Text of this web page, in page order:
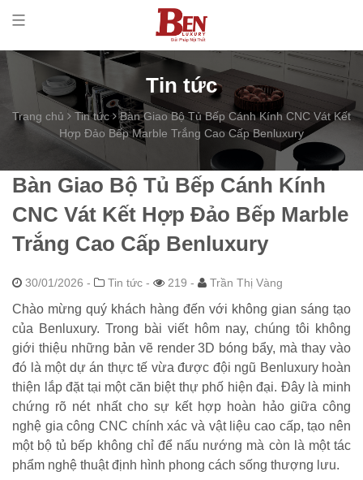
Tin tức
Trang chủ Tin tức
Bàn Giao Bộ Tủ Bếp Cánh Kính CNC Vát Kết
Hợp Đảo Bếp Marble Trắng Cao Cấp Benluxury
Bàn Giao Bộ Tủ Bếp Cánh Kính
CNC Vát Kết Hợp Đảo Bếp Marble
Trắng Cao Cấp Benluxury
30/01/2026 - Tin tức - 219 - Trần Thị Vàng
Chào mừng quý khách hàng đến với không gian sáng tạo
của Benluxury. Trong bài viết hôm nay, chúng tôi không
giới thiệu những bản vẽ render 3D bóng bẩy, mà thay vào
đó là một dự án thực tế vừa được đội ngũ Benluxury hoàn
thiện lắp đặt tại một căn biệt thự phố hiện đại. Đây là minh
chứng rõ nét nhất cho sự kết hợp hoàn hảo giữa công
nghệ gia công CNC chính xác và vật liệu cao cấp, tạo nên
một bộ tủ bếp không chỉ để nấu nướng mà còn là một tác
phẩm nghệ thuật định hình phong cách sống thượng lưu.